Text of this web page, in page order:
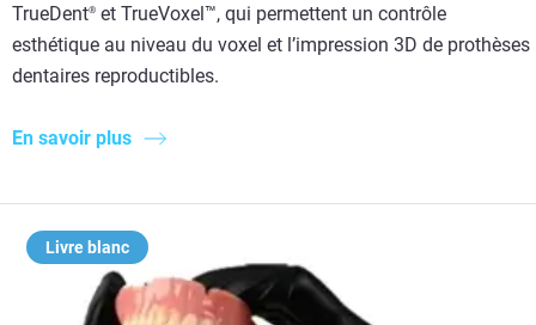
TrueDent® et TrueVoxel™, qui permettent un contrôle
esthétique au niveau du voxel et l’impression 3D de prothèses
dentaires reproductibles.
En savoir plus
Livre blanc